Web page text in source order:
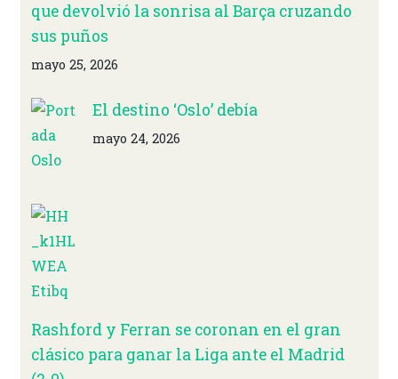
que devolvió la sonrisa al Barça cruzando
sus puños
mayo 25, 2026
El destino ‘Oslo’ debía
mayo 24, 2026
Rashford y Ferran se coronan en el gran
clásico para ganar la Liga ante el Madrid